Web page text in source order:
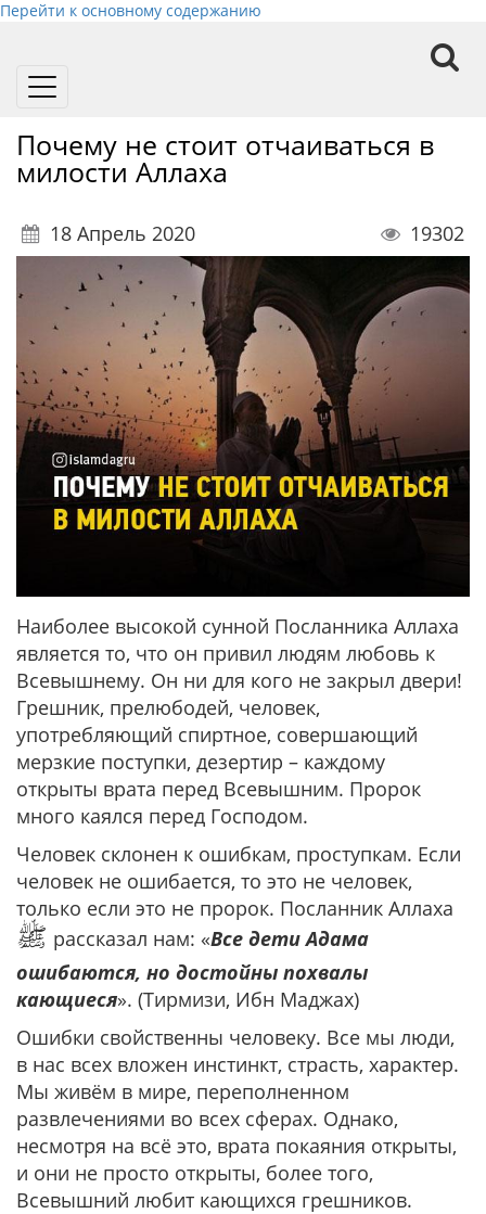
Перейти к основному содержанию
Toggle
Почему не стоит отчаиваться в
милости Аллаха
18 Апрель 2020 19302
Наиболее высокой сунной Посланника Аллаха
является то, что он привил людям любовь к
Всевышнему. Он ни для кого не закрыл двери!
Грешник, прелюбодей, человек,
употребляющий спиртное, совершающий
мерзкие поступки, дезертир – каждому
открыты врата перед Всевышним. Пророк
много каялся перед Господом.
Человек склонен к ошибкам, проступкам. Если
человек не ошибается, то это не человек,
только если это не пророк. Посланник Аллаха
ﷺ рассказал нам: «Все дети Адама
ошибаются, но достойны похвалы
кающиеся». (Тирмизи, Ибн Маджах)
Ошибки свойственны человеку. Все мы люди,
в нас всех вложен инстинкт, страсть, характер.
Мы живём в мире, переполненном
развлечениями во всех сферах. Однако,
несмотря на всё это, врата покаяния открыты,
и они не просто открыты, более того,
Всевышний любит кающихся грешников.